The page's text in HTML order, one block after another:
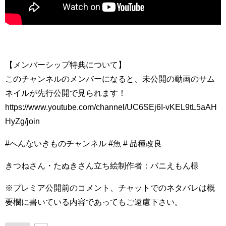
【メンバーシップ特典について】
このチャンネルのメンバーになると、未公開の動画のサム
ネイルが先行公開で見られます！
https://www.youtube.com/channel/UC6SEj6I-vKEL9tL5aAH
HyZg/join
#へんないきものチャンネル #魚 # 品種改良
きつねさん・たぬきさん立ち絵制作者：バニえもん様
※プレミア公開前のコメント、チャットでのネタバレは概
要欄に書いている内容であってもご遠慮下さい。